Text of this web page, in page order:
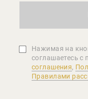
Нажимая на
соглашаетеcь с
соглашения,
Правилами